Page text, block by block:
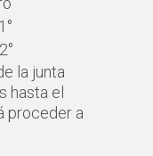
la junta
hasta el
proceder a